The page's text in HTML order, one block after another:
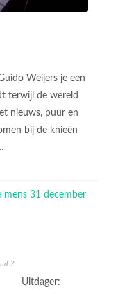
Weijers je een
terwijl de wereld
nieuws, puur en
bij de knieën
2
Uitdager: